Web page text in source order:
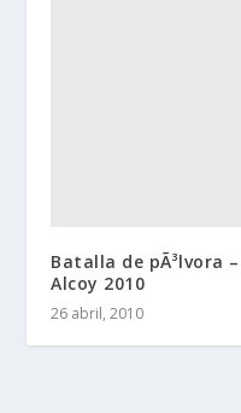
Batalla de pÃ³lvora
Alcoy 2010
26 abril, 2010